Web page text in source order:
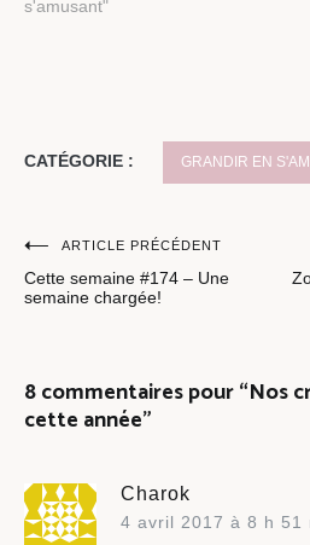
s'amusant"
CATÉGORIE : GRANDIR EN
Navigation
de
ARTICLE PRÉCÉDENT
Cette semaine #174 – Une
semaine chargée!
8 commentaires pour “Nos
cette année”
Charok
4 avril 2017 à 8 h 51